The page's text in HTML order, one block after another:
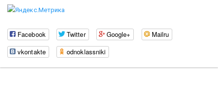
Facebook Twitter Google+
Mailru
vkontakte
odnoklassniki